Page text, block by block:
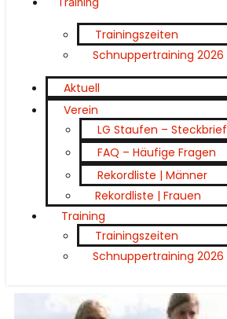
Trainingszeiten
Schnuppertraining 2026
Aktuell
Verein
LG Staufen – Steckbrief
FAQ – Häufige Fragen
Rekordliste | Männer
Rekordliste | Frauen
Training
Trainingszeiten
Schnuppertraining 2026